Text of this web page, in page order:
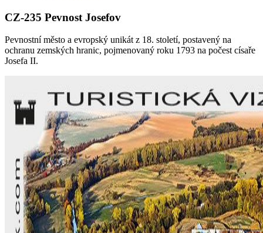
CZ-235 Pevnost Josefov
Pevnostní město a evropský unikát z 18. století, postavený na
ochranu zemských hranic, pojmenovaný roku 1793 na počest císaře
Josefa II.